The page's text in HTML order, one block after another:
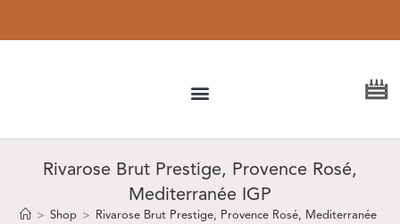
Rivarose Brut Prestige, Provence Rosé,
Mediterranée IGP
> Shop > Rivarose Brut Prestige, Provence Rosé, Mediterranée IGP